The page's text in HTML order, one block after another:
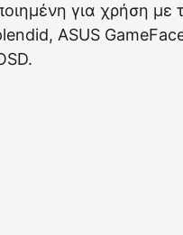
για χρήση με
ASUS